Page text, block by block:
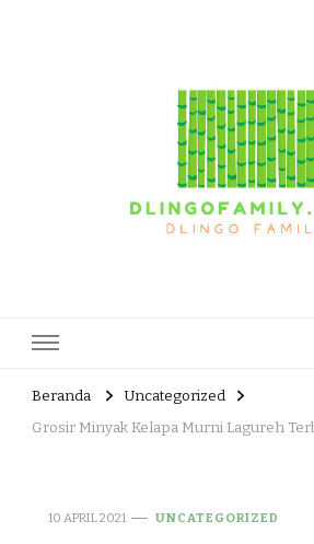
Beranda
Uncategorized
Grosir Minyak Kelapa Murni Lagureh
10 APRIL 2021 UNCATEGORIZED